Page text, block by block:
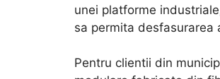
unei platforme
sa permita
Pentru clientii din